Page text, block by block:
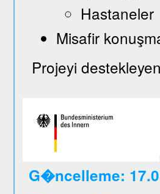
Hastaneler
Misafir
Projeyi
G�ncelleme: